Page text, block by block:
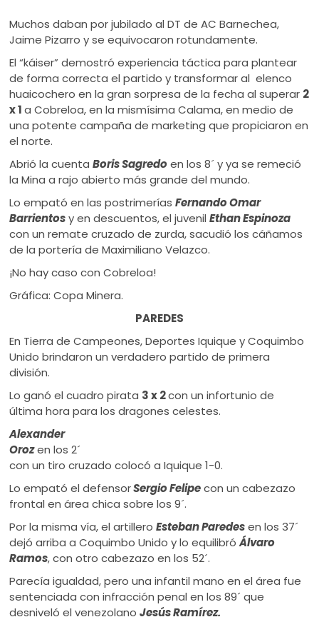
Muchos daban por jubilado al DT de AC Barnechea,
Jaime Pizarro y se equivocaron rotundamente.
El “káiser” demostró experiencia táctica para plantear
de forma correcta el partido y transformar al elenco
huaicochero en la gran sorpresa de la fecha al superar 2
x 1a Cobreloa, en la mismísima Calama, en medio de
una potente campaña de marketing que propiciaron en
el norte.
Abrió la cuentaBoris Sagredoen los 8´ y ya se remeció
la Mina a rajo abierto más grande del mundo.
Lo empató en las postrimeríasFernando Omar
Barrientosy en descuentos, el juvenilEthan Espinoza
con un remate cruzado de zurda, sacudió los cáñamos
de la portería de Maximiliano Velazco.
¡No hay caso con Cobreloa!
Gráfica: Copa Minera.
PAREDES
En Tierra de Campeones, Deportes Iquique y Coquimbo
Unido brindaron un verdadero partido de primera
división.
Lo ganó el cuadro pirata 3 x 2con un infortunio de
última hora para los dragones celestes.
Alexander
Orozen los 2´
con un tiro cruzado colocó a Iquique 1-0.
Lo empató el defensorSergio Felipecon un cabezazo
frontal en área chica sobre los 9´.
Por la misma vía, el artilleroEsteban Paredesen los 37´
dejó arriba a Coquimbo Unido y lo equilibróÁlvaro
Ramos, con otro cabezazo en los 52´.
Parecía igualdad, pero una infantil mano en el área fue
sentenciada con infracción penal en los 89´ que
desniveló el venezolanoJesús Ramírez.